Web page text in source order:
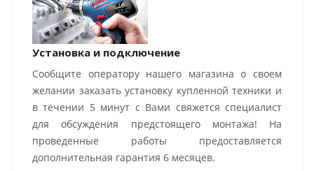
Установка и подключение
Сообщите оператору нашего магазина о своем
желании заказать установку купленной техники и
в течении 5 минут с Вами свяжется специалист
для обсуждения предстоящего монтажа! На
проведенные работы предоставляется
дополнительная гарантия 6 месяцев.